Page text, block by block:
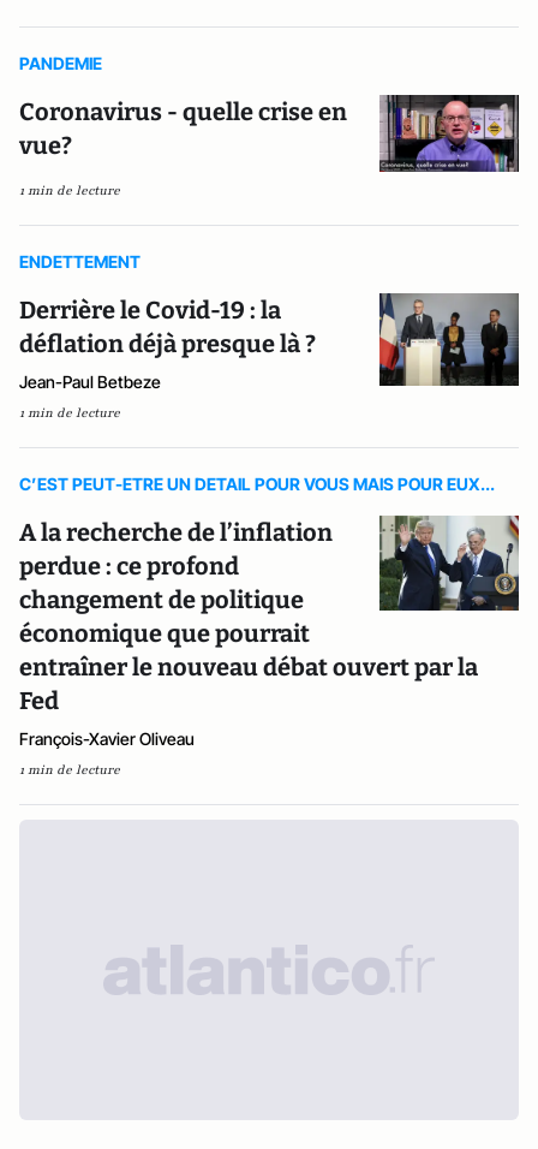
PANDEMIE
Coronavirus - quelle crise en
vue?
1 min de lecture
ENDETTEMENT
Derrière le Covid-19 : la
déflation déjà presque là ?
Jean-Paul Betbeze
1 min de lecture
C’EST PEUT-ETRE UN DETAIL POUR VOUS MAIS POUR EUX...
A la recherche de l’inflation
perdue : ce profond
changement de politique
économique que pourrait
entraîner le nouveau débat ouvert par la
Fed
François-Xavier Oliveau
1 min de lecture